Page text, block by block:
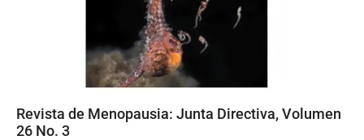
Revista de Menopausia: Junta Directiva, Volumen
26 No. 3